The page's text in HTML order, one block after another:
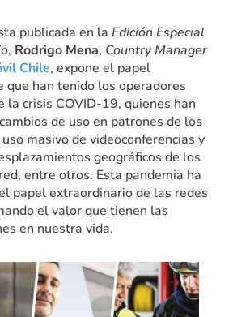
publicada en la Edición Especial
, Rodrigo Mena, Country Manager
Chile, expone el papel
que han tenido los operadores
la crisis COVID-19, quienes han
de uso en patrones de los
masivo de videoconferencias y
geográficos de los
entre otros. Esta pandemia ha
papel extraordinario de las redes
el valor que tienen las
en nuestra vida.